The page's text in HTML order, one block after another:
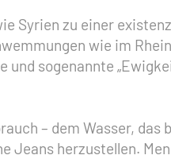
Syrien zu einer
wie im
sogenannte
– dem Wasser, das
Jeans herzustellen.